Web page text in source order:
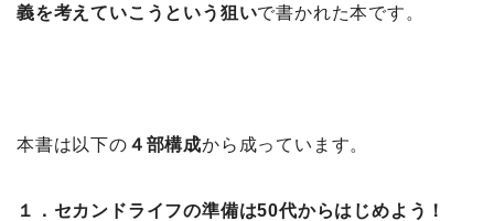
義を考えていこうという狙いで書かれた本です。
本書は以下の ４部構成から成っています。
１．セカンドライフの準備は50代からはじめよう！